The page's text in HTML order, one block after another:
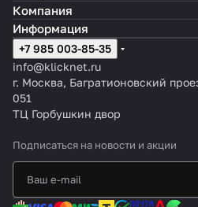
Компания
Информация
+7 985 003-85-35
info@klicknet.ru
г. Москва, Багратионовский
051
ТЦ Горбушкин двор
Подписаться на новости и акции